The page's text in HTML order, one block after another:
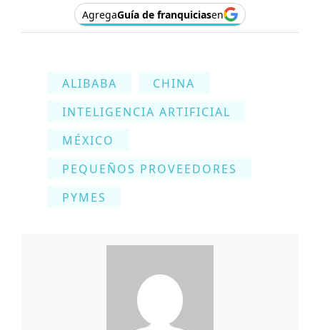
AgregaGuía de franquiciasen
ALIBABA
CHINA
INTELIGENCIA ARTIFICIAL
MÉXICO
PEQUEÑOS PROVEEDORES
PYMES